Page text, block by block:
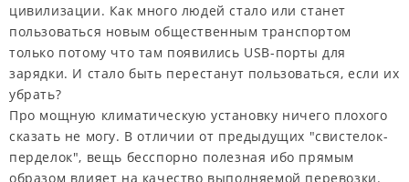
цивилизации. Как много людей стало или станет
пользоваться новым общественным транспортом
только потому что там появились USB-порты для
зарядки. И стало быть перестанут пользоваться, если их
убрать?
Про мощную климатическую установку ничего плохого
сказать не могу. В отличии от предыдущих "свистелок-
перделок", вещь бесспорно полезная ибо прямым
образом влияет на качество выполняемой перевозки.